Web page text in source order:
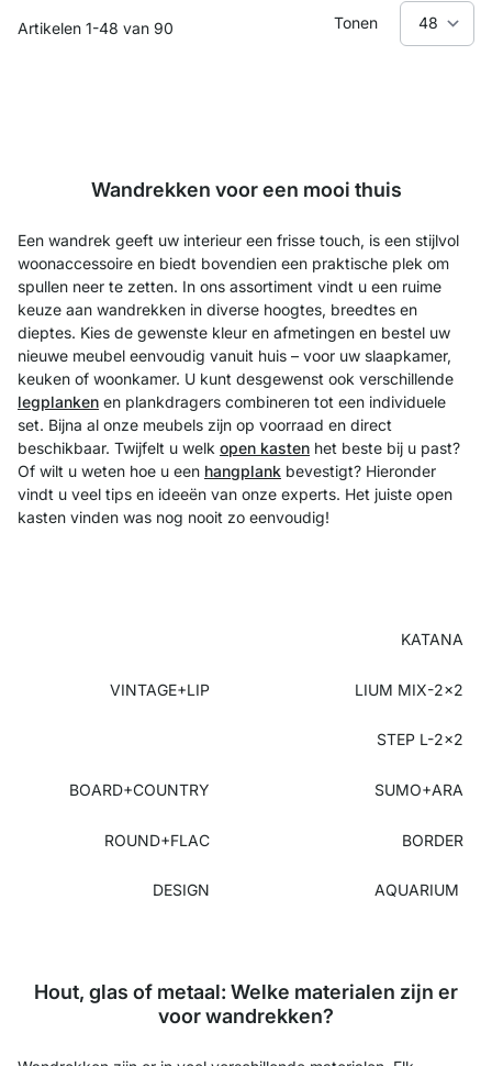
Artikelen 1-48 van 90 Tonen
Wandrekken voor een mooi thuis
Een wandrek geeft uw interieur een frisse touch, is een stijlvol
woonaccessoire en biedt bovendien een praktische plek om
spullen neer te zetten. In ons assortiment vindt u een ruime
keuze aan wandrekken in diverse hoogtes, breedtes en
dieptes. Kies de gewenste kleur en afmetingen en bestel uw
nieuwe meubel eenvoudig vanuit huis – voor uw slaapkamer,
keuken of woonkamer. U kunt desgewenst ook verschillende
legplanken en plankdragers combineren tot een individuele
set. Bijna al onze meubels zijn op voorraad en direct
beschikbaar. Twijfelt u welk open kasten het beste bij u past?
Of wilt u weten hoe u een hangplank bevestigt? Hieronder
vindt u veel tips en ideeën van onze experts. Het juiste open
kasten vinden was nog nooit zo eenvoudig!
KATANA
VINTAGE+LIP LIUM MIX-2x2
STEP L-2x2
BOARD+COUNTRY SUMO+ARA
ROUND+FLAC BORDER
DESIGN AQUARIUM
Hout, glas of metaal: Welke materialen zijn er
voor wandrekken?